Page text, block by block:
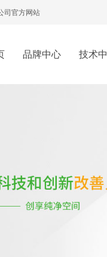
司官方网站
品牌中心 技术